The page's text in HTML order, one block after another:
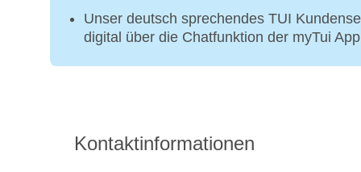
Unser deutsch sprechendes TUI
digital über die Chatfunktion der myTui
Kontaktinformationen